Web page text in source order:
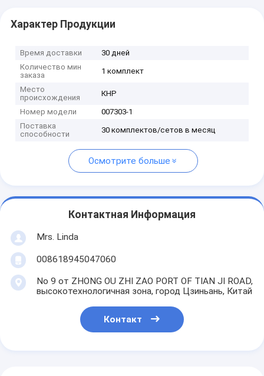
Характер Продукции
Время доставки
30 дней
Количество мин
заказа
1 комплект
Место
происхождения
КНР
Номер модели
007303-1
Поставка
способности
30 комплектов/сетов в месяц
Осмотрите больше
Контактная Информация
Mrs. Linda
008618945047060
No 9 от ZHONG OU ZHI ZAO PORT OF TIAN JI ROAD,
высокотехнологичная зона, город Цзиньань, Китай
Контакт